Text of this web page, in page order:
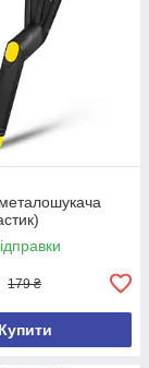
179 ₴
Купити